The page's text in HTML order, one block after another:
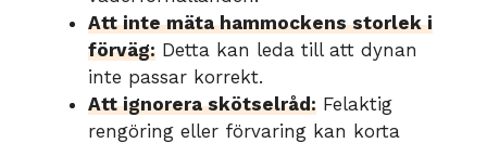
Att inte mäta hammockens storlek i
förväg: Detta kan leda till att dynan
inte passar korrekt.
Att ignorera skötselråd: Felaktig
rengöring eller förvaring kan korta